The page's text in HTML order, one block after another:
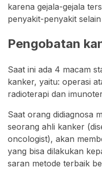
karena gejala-gejala
penyakit-penyakit
Pengobatan
Saat ini ada 4 macam
kanker, yaitu: operasi
radioterapi dan
Saat orang didiagnosa
seorang ahli kanker
oncologist), akan
yang bisa dilakukan
saran metode terbaik